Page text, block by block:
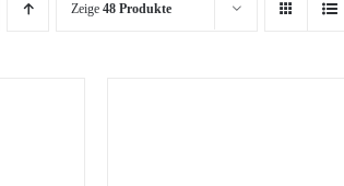
Zeige 48 Produkte